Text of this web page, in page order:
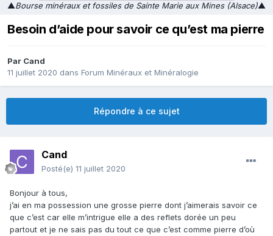
▲Bourse minéraux et fossiles de Sainte Marie aux Mines (Alsace)▲
Besoin d’aide pour savoir ce qu’est ma pierre
Par Cand
11 juillet 2020 dans Forum Minéraux et Minéralogie
Répondre à ce sujet
Cand
Posté(e) 11 juillet 2020
Bonjour à tous,
j’ai en ma possession une grosse pierre dont j’aimerais savoir ce
que c’est car elle m’intrigue elle a des reflets dorée un peu
partout et je ne sais pas du tout ce que c’est comme pierre d’où